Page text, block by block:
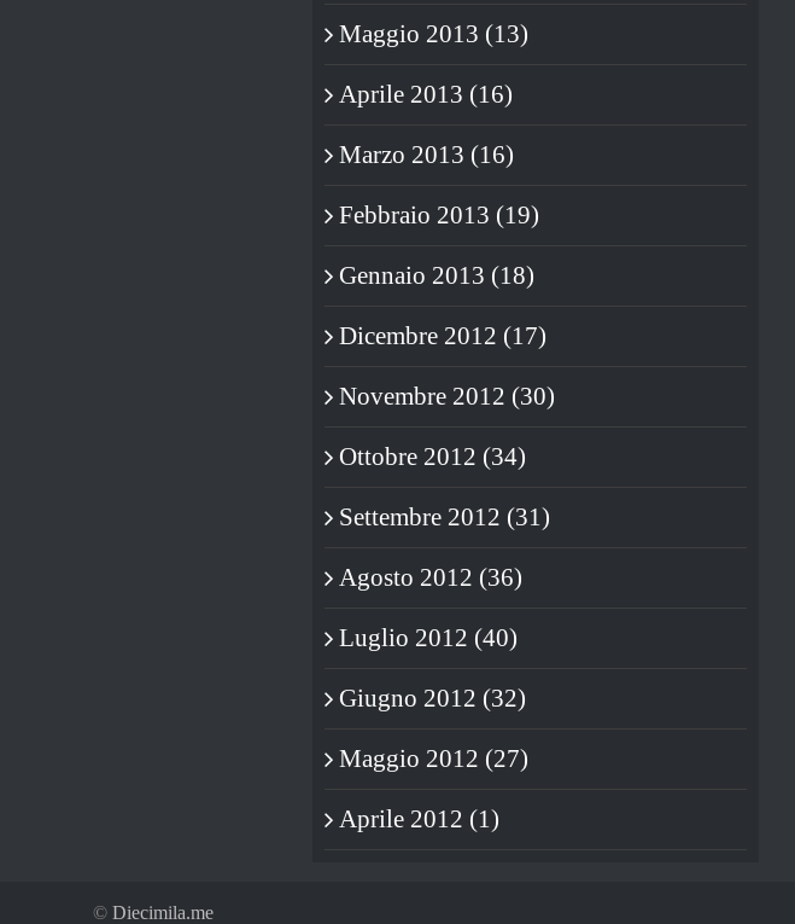
Maggio 2013 (13)
Aprile 2013 (16)
Marzo 2013 (16)
Febbraio 2013 (19)
Gennaio 2013 (18)
Dicembre 2012 (17)
Novembre 2012 (30)
Ottobre 2012 (34)
Settembre 2012 (31)
Agosto 2012 (36)
Luglio 2012 (40)
Giugno 2012 (32)
Maggio 2012 (27)
Aprile 2012 (1)
© Diecimila.me